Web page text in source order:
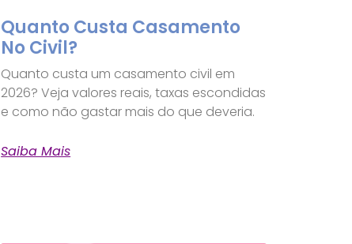
Quanto Custa Casamento
No Civil?
Quanto custa um casamento civil em
2026? Veja valores reais, taxas escondidas
e como não gastar mais do que deveria.
Saiba Mais